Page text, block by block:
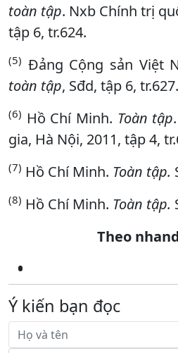
toàn tập. Nxb Chính trị
tập 6, tr.624.
(5) Đảng Cộng sản Việt
toàn tập, Sđd, tập 6, tr.627.
(6) Hồ Chí Minh. Toàn tập
gia, Hà Nội, 2011, tập 4,
(7) Hồ Chí Minh. Toàn tập.
(8) Hồ Chí Minh. Toàn tập.
Theo
Ý kiến bạn đọc